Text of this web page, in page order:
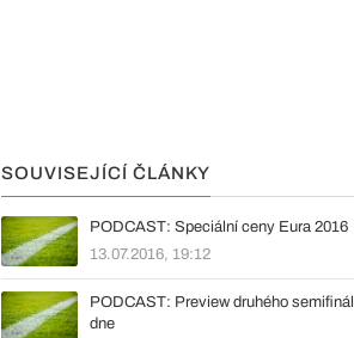
SOUVISEJÍCÍ ČLÁNKY
PODCAST: Speciální ceny Eura 2016
13.07.2016, 19:12
PODCAST: Preview druhého
dne